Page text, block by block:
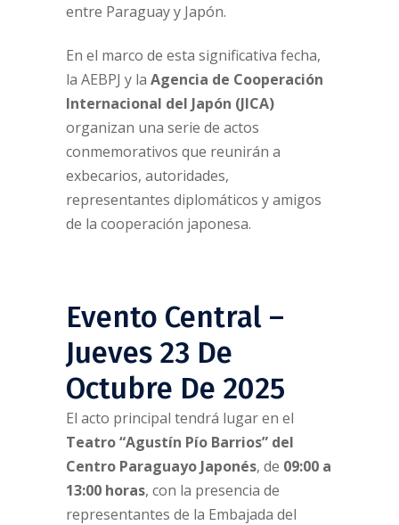
entre Paraguay y Japón.
En el marco de esta significativa fecha,
la AEBPJ y la Agencia de Cooperación
Internacional del Japón (JICA)
organizan una serie de actos
conmemorativos que reunirán a
exbecarios, autoridades,
representantes diplomáticos y amigos
de la cooperación japonesa.
Evento Central –
Jueves 23 De
Octubre De 2025
El acto principal tendrá lugar en el
Teatro “Agustín Pío Barrios” del
Centro Paraguayo Japonés, de 09:00 a
13:00 horas, con la presencia de
representantes de la Embajada del